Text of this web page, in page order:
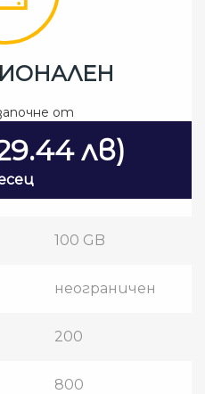
от
лв)
100 GB
неограничен
200
800